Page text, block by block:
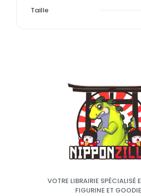
Taille
VOTRE LIBRAIRIE SPÉCIALISÉ
FIGURINE ET